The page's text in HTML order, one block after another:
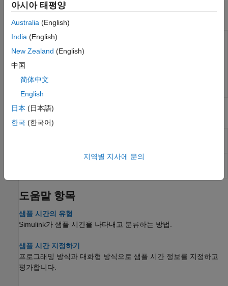
함수
Simulink.BlockDiagram.getSampleTimes
클래스
Simulink.BlockPortData
Describe block input or output
도움말 항목
샘플 시간의 유형
Simulink가 샘플 시간을 나타내고 분류하는 방법.
샘플 시간 지정하기
프로그래밍 방식과 대화형 방식으로 샘플 시간 정보를 지정하고
평가합니다.
아시아 태평양
Australia (English)
India (English)
New Zealand (English)
中国
简体中文
English
日本 (日本語)
한국 (한국어)
지역별 지사에 문의